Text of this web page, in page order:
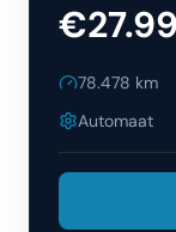
78.478 km
Automaat